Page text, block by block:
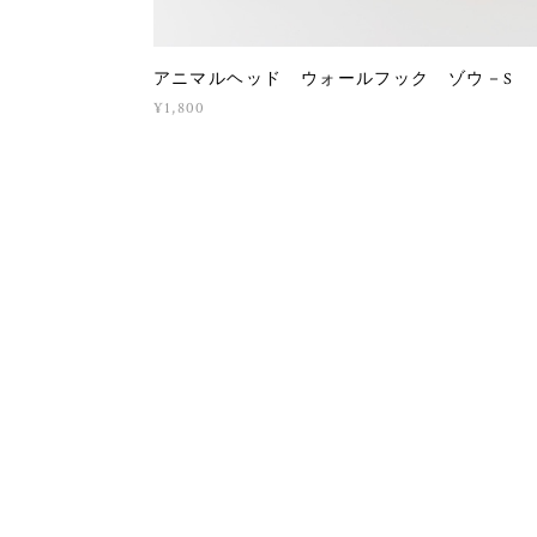
アニマルヘッド ウォールフック ゾウ－S
¥1,800